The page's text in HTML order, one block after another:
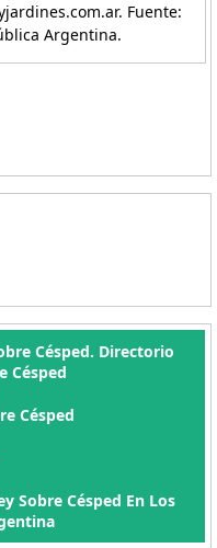
Fuente:
Argentina.
Césped. Directorio
Césped
Césped
Sobre Césped En Los